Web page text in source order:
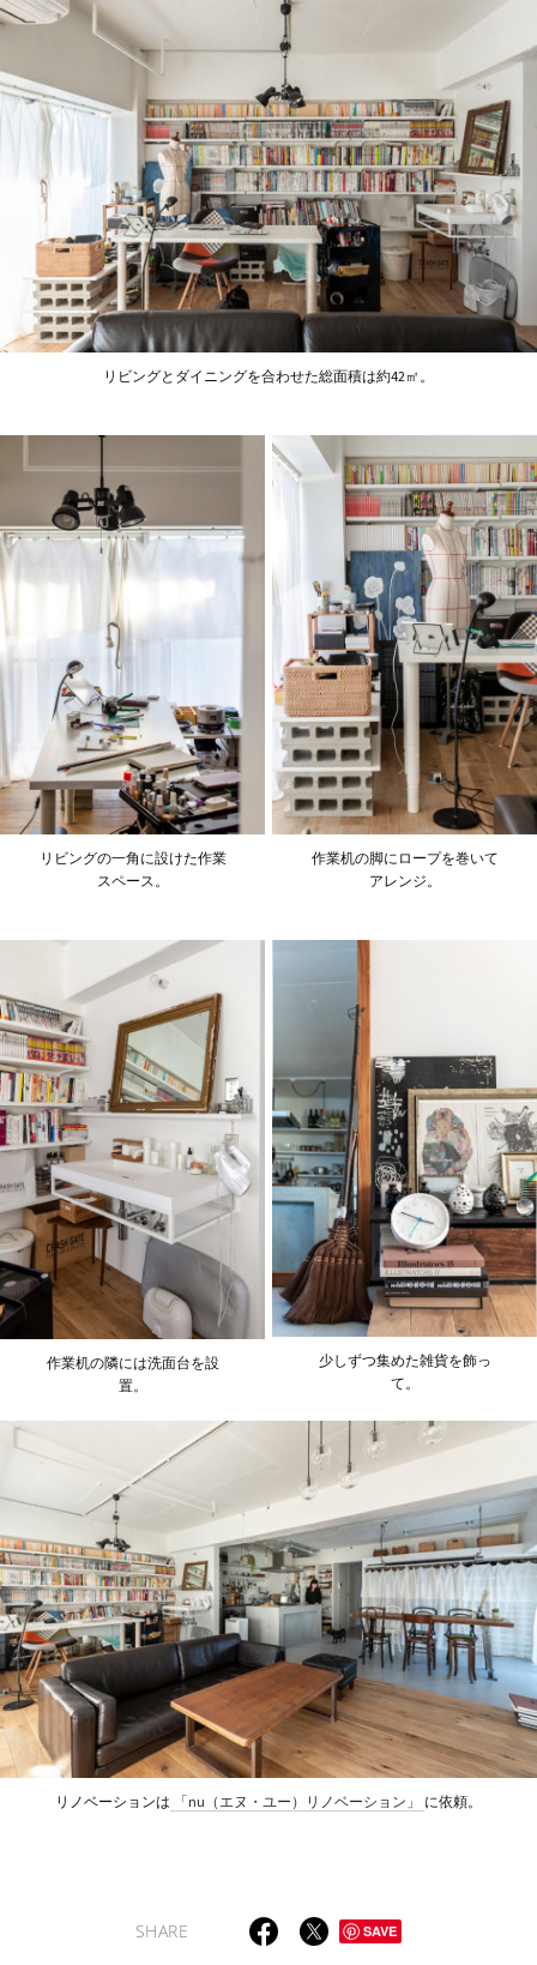
リビングとダイニングを合わせた総面積は約42㎡。
リビングの一角に設けた作業
スペース。
作業机の脚にロープを巻いて
アレンジ。
作業机の隣には洗面台を設
置。
少しずつ集めた雑貨を飾っ
て。
リノベーションは 「nu（エヌ・ユー）リノベーション」 に依頼。
SHARE SAVE